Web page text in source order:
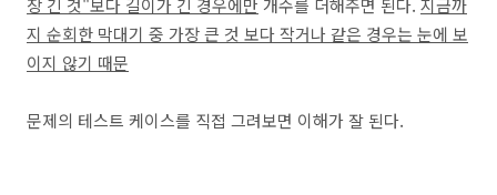
장 긴 것"보다 길이가 긴 경우에만 개수를 더해주면 된다. 지금까
지 순회한 막대기 중 가장 큰 것 보다 작거나 같은 경우는 눈에 보
이지 않기 때문
문제의 테스트 케이스를 직접 그려보면 이해가 잘 된다.